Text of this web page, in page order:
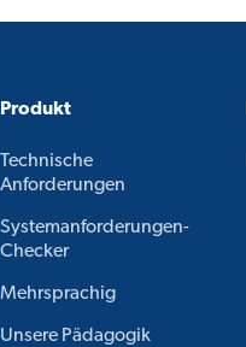
Produkt
Technische
Anforderungen
Systemanforderungen-
Checker
Mehrsprachig
Unsere Pädagogik